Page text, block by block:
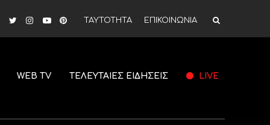
ΤΑΥΤΟΤΗΤΑ ΕΠΙΚΟΙΝΩΝΙΑ
WEB TV ΤΕΛΕΥΤΑΙΕΣ ΕΙΔΗΣΕΙΣ LIVE